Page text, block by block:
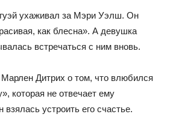
ухаживал за Мэри Уэлш. Он
как блесна». А девушка
встречаться с ним вновь.
Дитрих о том, что влюбился
которая не отвечает ему
устроить его счастье.